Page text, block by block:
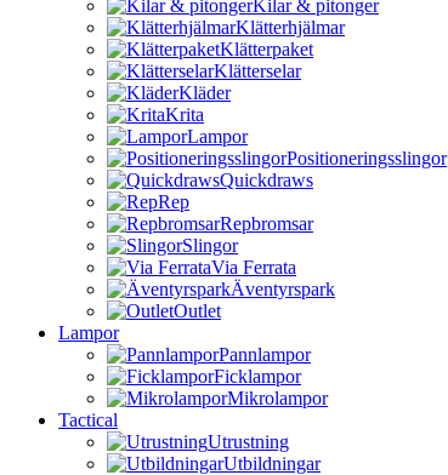
Kilar & pitonger
Klätterhjälmar
Klätterpaket
Klätterselar
Kläder
Krita
Lampor
Positioneringsslingor
Quickdraws
Rep
Repbromsar
Slingor
Via Ferrata
Äventyrspark
Outlet
Lampor
Pannlampor
Ficklampor
Mikrolampor
Tactical
Utrustning
Utbildningar